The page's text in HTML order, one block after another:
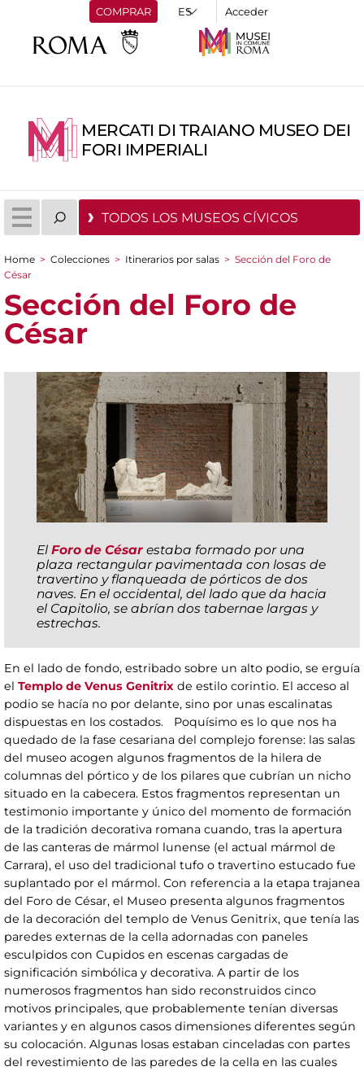
COMPRAR Acceder
MERCATI DI TRAIANO MUSEO DEI
FORI IMPERIALI
TODOS LOS MUSEOS CÍVICOS
You are here
Home > Colecciones > Itinerarios por salas > Sección del Foro de
César
Sección del Foro de
César
El Foro de César estaba formado por una
plaza rectangular pavimentada con losas de
travertino y flanqueada de pórticos de dos
naves. En el occidental, del lado que da hacia
el Capitolio, se abrían dos tabernae largas y
estrechas.
En el lado de fondo, estribado sobre un alto podio, se erguía
el Templo de Venus Genitrix de estilo corintio. El acceso al
podio se hacía no por delante, sino por unas escalinatas
dispuestas en los costados. Poquísimo es lo que nos ha
quedado de la fase cesariana del complejo forense: las salas
del museo acogen algunos fragmentos de la hilera de
columnas del pórtico y de los pilares que cubrían un nicho
situado en la cabecera. Estos fragmentos representan un
testimonio importante y único del momento de formación
de la tradición decorativa romana cuando, tras la apertura
de las canteras de mármol lunense (el actual mármol de
Carrara), el uso del tradicional tufo o travertino estucado fue
suplantado por el mármol. Con referencia a la etapa trajanea
del Foro de César, el Museo presenta algunos fragmentos
de la decoración del templo de Venus Genitrix, que tenía las
paredes externas de la cella adornadas con paneles
esculpidos con Cupidos en escenas cargadas de
significación simbólica y decorativa. A partir de los
numerosos fragmentos han sido reconstruidos cinco
motivos principales, que probablemente tenían diversas
variantes y en algunos casos dimensiones diferentes según
su colocación. Algunas losas estaban cinceladas con partes
del revestimiento de las paredes de la cella en las cuales